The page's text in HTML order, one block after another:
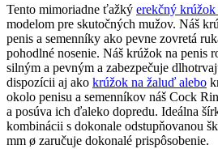
Tento mimoriadne ťažký erekčný
modelom pre skutočných mužov. Náš
penis a semenníky ako pevne zovretá
pohodlné nosenie. Náš krúžok na penis
silným a pevným a zabezpečuje
dispozícii aj ako krúžok na žaluď alebo
okolo penisu a semenníkov náš Cock
a posúva ich ďaleko dopredu. Ideálna
kombinácii s dokonale odstupňovanou
mm ø zaručuje dokonalé prispôsobenie.